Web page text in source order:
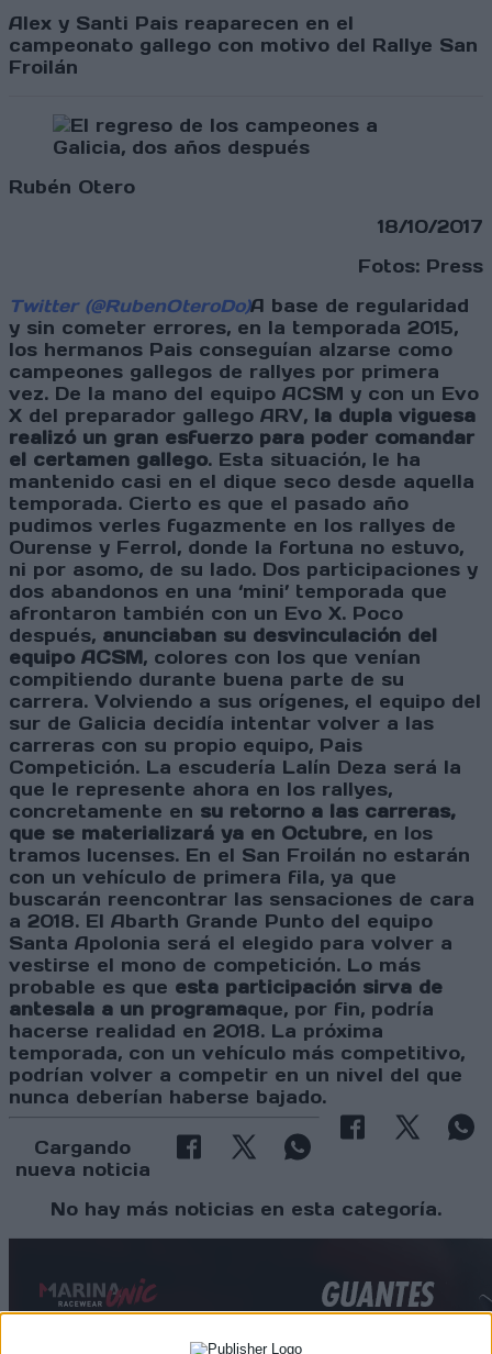
Alex y Santi Pais reaparecen en el
campeonato gallego con motivo del Rallye San
Froilán
Rubén Otero
18/10/2017
Fotos: Press
Twitter (@RubenOteroDo)A base de regularidad
y sin cometer errores, en la temporada 2015,
los hermanos Pais conseguían alzarse como
campeones gallegos de rallyes por primera
vez. De la mano del equipo ACSM y con un Evo
X del preparador gallego ARV, la dupla viguesa
realizó un gran esfuerzo para poder comandar
el certamen gallego. Esta situación, le ha
mantenido casi en el dique seco desde aquella
temporada. Cierto es que el pasado año
pudimos verles fugazmente en los rallyes de
Ourense y Ferrol, donde la fortuna no estuvo,
ni por asomo, de su lado. Dos participaciones y
dos abandonos en una ‘mini’ temporada que
afrontaron también con un Evo X. Poco
después, anunciaban su desvinculación del
equipo ACSM, colores con los que venían
compitiendo durante buena parte de su
carrera. Volviendo a sus orígenes, el equipo del
sur de Galicia decidía intentar volver a las
carreras con su propio equipo, Pais
Competición. La escudería Lalín Deza será la
que le represente ahora en los rallyes,
concretamente en su retorno a las carreras,
que se materializará ya en Octubre, en los
tramos lucenses. En el San Froilán no estarán
con un vehículo de primera fila, ya que
buscarán reencontrar las sensaciones de cara
a 2018. El Abarth Grande Punto del equipo
Santa Apolonia será el elegido para volver a
vestirse el mono de competición. Lo más
probable es que esta participación sirva de
antesala a un programaque, por fin, podría
hacerse realidad en 2018. La próxima
temporada, con un vehículo más competitivo,
podrían volver a competir en un nivel del que
nunca deberían haberse bajado.
Cargando
nueva noticia
No hay más noticias en esta categoría.